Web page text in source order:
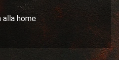
alla home